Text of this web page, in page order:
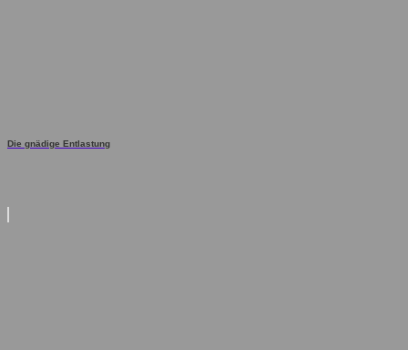
Die gnädige Entlastung